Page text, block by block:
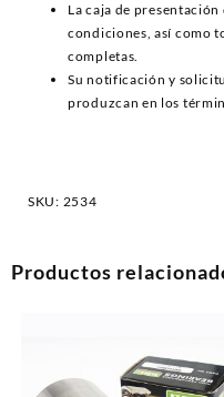
La caja de
condiciones, así como
completas.
Su notificación y
produzcan en los
SKU: 2534
Productos